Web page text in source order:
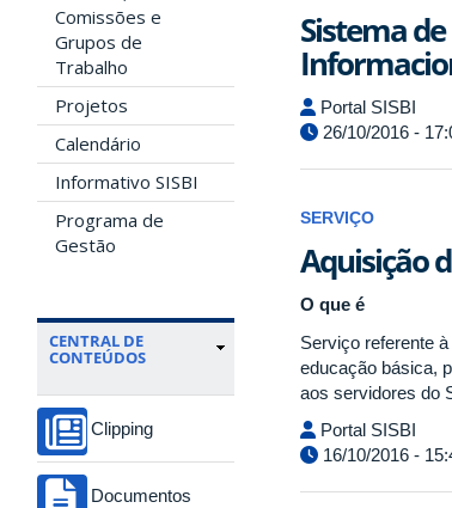
Comissões e
Grupos de
Trabalho
Projetos
Calendário
Informativo SISBI
Programa de
Gestão
CENTRAL DE
CONTEÚDOS
Clipping
Documentos
Sistema
Portal SISBI
26/10/2016 -
SERVIÇO
Aquisição
O que é
Serviço referente
educação básica,
aos servidores do
Portal SISBI
16/10/2016 -